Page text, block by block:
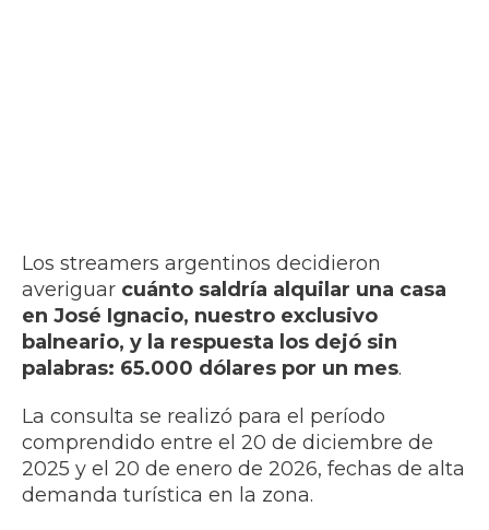
Los streamers argentinos decidieron
averiguar cuánto saldría alquilar una casa
en José Ignacio, nuestro exclusivo
balneario, y la respuesta los dejó sin
palabras: 65.000 dólares por un mes.
La consulta se realizó para el período
comprendido entre el 20 de diciembre de
2025 y el 20 de enero de 2026, fechas de alta
demanda turística en la zona.